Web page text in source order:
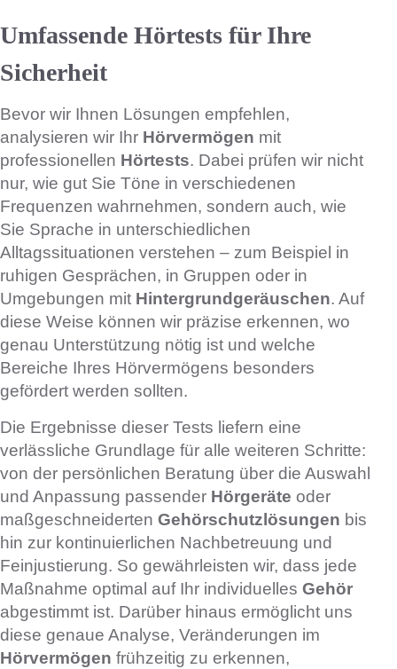
Umfassende Hörtests für Ihre
Sicherheit
Bevor wir Ihnen Lösungen empfehlen,
analysieren wir Ihr Hörvermögen mit
professionellen Hörtests. Dabei prüfen wir nicht
nur, wie gut Sie Töne in verschiedenen
Frequenzen wahrnehmen, sondern auch, wie
Sie Sprache in unterschiedlichen
Alltagssituationen verstehen – zum Beispiel in
ruhigen Gesprächen, in Gruppen oder in
Umgebungen mit Hintergrundgeräuschen. Auf
diese Weise können wir präzise erkennen, wo
genau Unterstützung nötig ist und welche
Bereiche Ihres Hörvermögens besonders
gefördert werden sollten.
Die Ergebnisse dieser Tests liefern eine
verlässliche Grundlage für alle weiteren Schritte:
von der persönlichen Beratung über die Auswahl
und Anpassung passender Hörgeräte oder
maßgeschneiderten Gehörschutzlösungen bis
hin zur kontinuierlichen Nachbetreuung und
Feinjustierung. So gewährleisten wir, dass jede
Maßnahme optimal auf Ihr individuelles Gehör
abgestimmt ist. Darüber hinaus ermöglicht uns
diese genaue Analyse, Veränderungen im
Hörvermögen frühzeitig zu erkennen,